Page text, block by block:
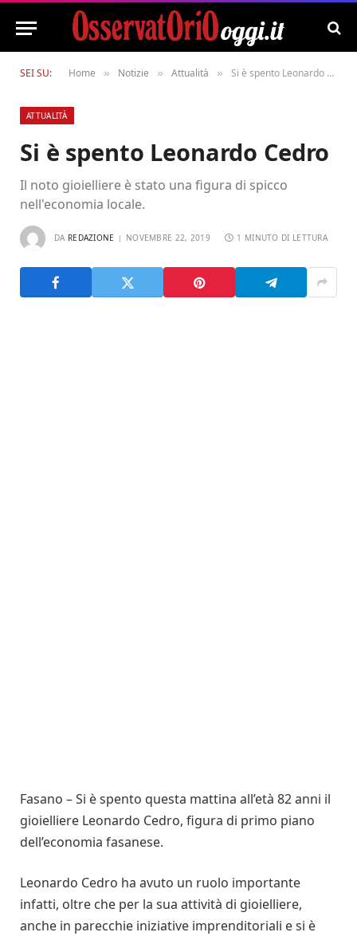
SEI SU: Home » Notizie » Attualità » Si è spento Leonardo Cedro
ATTUALITÀ
Si è spento Leonardo Cedro
Il noto gioielliere è stato una figura di spicco
nell'economia locale.
DA REDAZIONE NOVEMBRE 22, 2019 1 MINUTO DI LETTURA
Fasano – Si è spento questa mattina all’età 82 anni il
gioielliere Leonardo Cedro, figura di primo piano
dell’economia fasanese.
Leonardo Cedro ha avuto un ruolo importante
infatti, oltre che per la sua attività di gioielliere,
anche in parecchie iniziative imprenditoriali e si è